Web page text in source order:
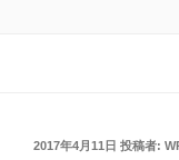
投
2017年4月11日 投稿者: